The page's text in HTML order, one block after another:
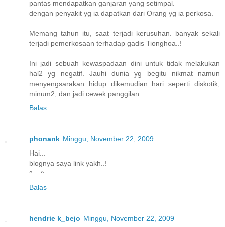
pantas mendapatkan ganjaran yang setimpal.
dengan penyakit yg ia dapatkan dari Orang yg ia perkosa.
Memang tahun itu, saat terjadi kerusuhan. banyak sekali
terjadi pemerkosaan terhadap gadis Tionghoa..!
Ini jadi sebuah kewaspadaan dini untuk tidak melakukan
hal2 yg negatif. Jauhi dunia yg begitu nikmat namun
menyengsarakan hidup dikemudian hari seperti diskotik,
minum2, dan jadi cewek panggilan
Balas
phonank Minggu, November 22, 2009
Hai...
blognya saya link yakh..!
^__^
Balas
hendrie k_bejo Minggu, November 22, 2009